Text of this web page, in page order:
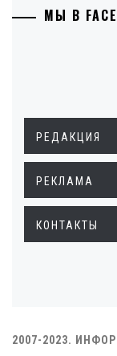
МЫ В
РЕДАКЦИЯ
РЕКЛАМА
КОНТАКТЫ
2007-2023.